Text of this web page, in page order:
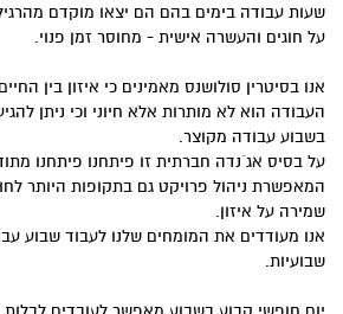
שעות עבודה בימים בהם הם יצאו מוקדם
על חוגים והעשרה אישית - מחוסר זמן פנוי.
אנו בסיטרין סולושנס מאמינים כי איזון בין
העבודה הוא לא מותרות אלא חיוני וכי ניתן
בשבוע עבודה מקוצר.
על בסיס אג´נדה חברתית זו פיתחנו פיתחנו
המאפשרת ניהול פרויקט גם בתקופות היותר
שמירה על איזון.
שבועיות.